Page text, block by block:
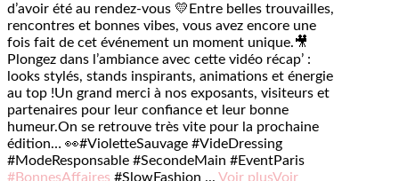
d’avoir été au rendez-vous 💛 Entre belles trouvailles,
rencontres et bonnes vibes, vous avez encore une
fois fait de cet événement un moment unique.🎥
Plongez dans l’ambiance avec cette vidéo récap’ :
looks stylés, stands inspirants, animations et énergie
au top !Un grand merci à nos exposants, visiteurs et
partenaires pour leur confiance et leur bonne
humeur.On se retrouve très vite pour la prochaine
édition… 👀#VioletteSauvage #VideDressing
#ModeResponsable #SecondeMain #EventParis
#BonnesAffaires #SlowFashion ... Voir plusVoir